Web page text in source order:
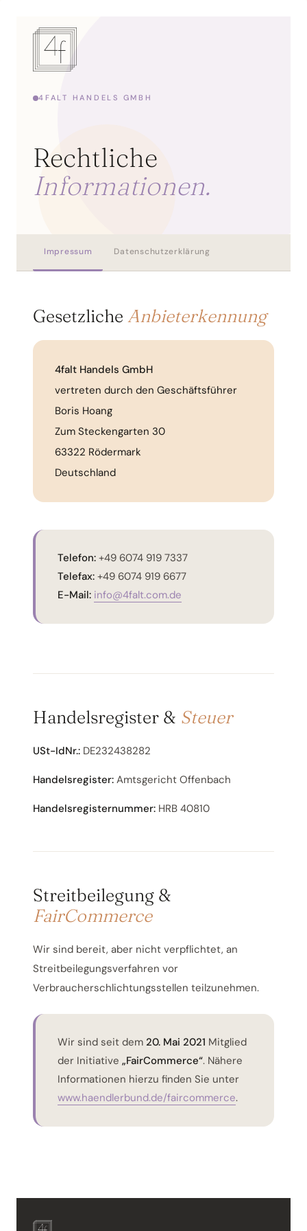
springen
4FALT HANDELS GMBH
Rechtliche
Informationen.
Impressum Datenschutzerklärung
Gesetzliche Anbieterkennung
4falt Handels GmbH
vertreten durch den Geschäftsführer
Boris Hoang
Zum Steckengarten 30
63322 Rödermark
Deutschland
Telefon: +49 6074 919 7337
Telefax: +49 6074 919 6677
E-Mail: info@4falt.com.de
Handelsregister & Steuer
USt-IdNr.: DE232438282
Handelsregister: Amtsgericht Offenbach
Handelsregisternummer: HRB 40810
Streit­beilegung &
FairCommerce
Wir sind bereit, aber nicht verpflichtet, an
Streitbeilegungsverfahren vor
Verbraucherschlichtungsstellen teilzunehmen.
Wir sind seit dem 20. Mai 2021 Mitglied
der Initiative „FairCommerce“. Nähere
Informationen hierzu finden Sie unter
www.haendlerbund.de/faircommerce.